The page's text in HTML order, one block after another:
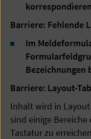
Barriere: Fehlende
Im
Bezeichnungen
Barriere: Layout-
Inhalt wird in
sind einige
Tastatur zu